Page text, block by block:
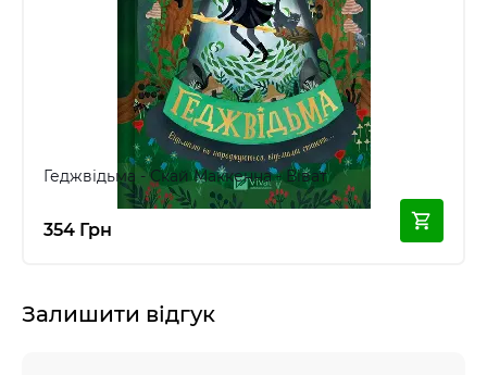
Геджвідьма - Скай Маккенна - Віват
354 Грн
Залишити відгук